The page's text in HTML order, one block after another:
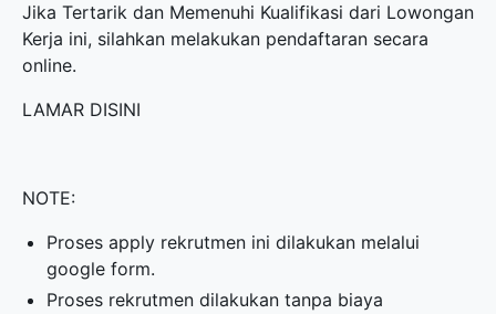
Jika Tertarik dan Memenuhi Kualifikasi dari Lowongan
Kerja ini, silahkan melakukan pendaftaran secara
online.
LAMAR DISINI
NOTE:
Proses apply rekrutmen ini dilakukan melalui
google form.
Proses rekrutmen dilakukan tanpa biaya